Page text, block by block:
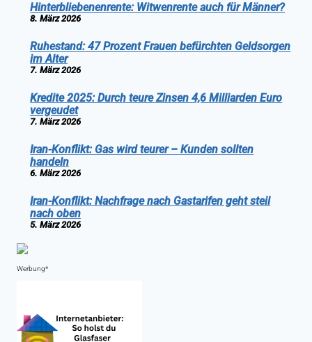
Hinterbliebenenrente: Witwenrente auch für Männer?
8. März 2026
Ruhestand: 47 Prozent Frauen befürchten Geldsorgen
im Alter
7. März 2026
Kredite 2025: Durch teure Zinsen 4,6 Milliarden Euro
vergeudet
7. März 2026
Iran-Konflikt: Gas wird teurer – Kunden sollten
handeln
6. März 2026
Iran-Konflikt: Nachfrage nach Gastarifen geht steil
nach oben
5. März 2026
Werbung*